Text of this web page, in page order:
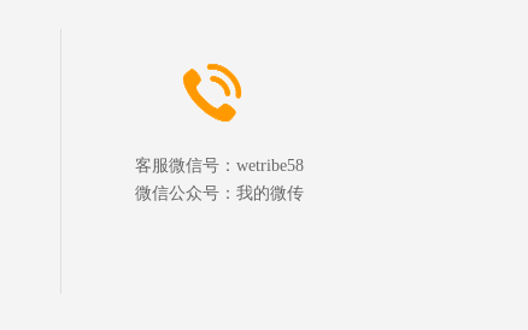
客服微信号： wetribe58
微信公众号： 我的微传